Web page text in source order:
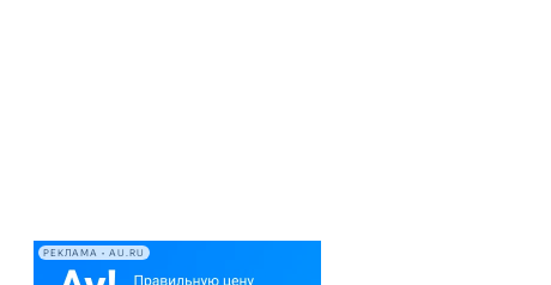
РЕКЛАМА • AU.RU